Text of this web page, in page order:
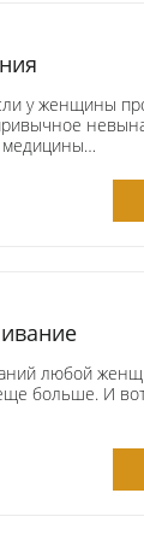
у женщины
медицины…
любой
больше. И